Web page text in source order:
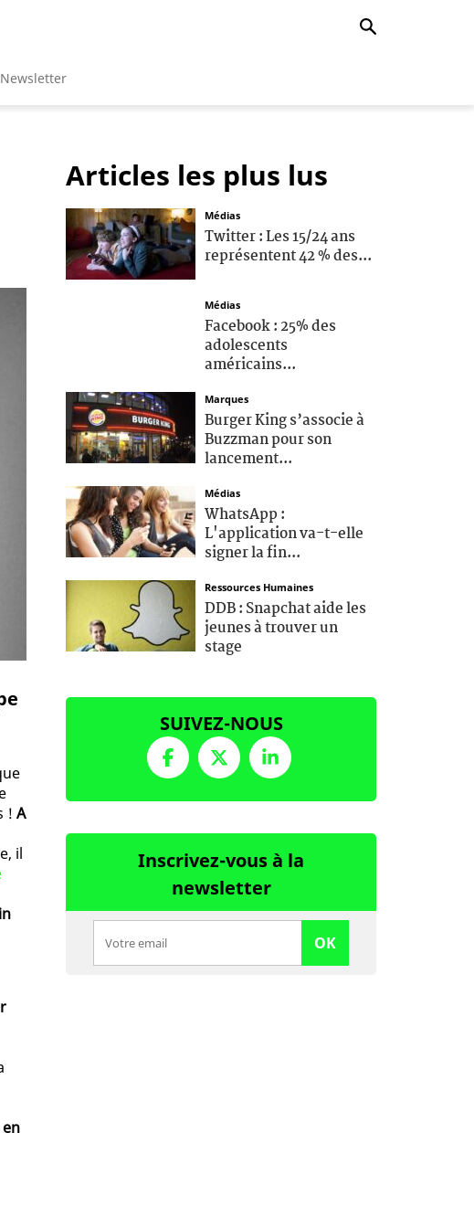
Newsletter
! A
il
Articles les plus lus
Médias
Twitter : Les 15/24 ans
représentent 42 % des...
Médias
Facebook : 25% des
adolescents
américains...
Marques
Burger King s’associe à
Buzzman pour son
lancement...
Médias
WhatsApp :
L'application va-t-elle
signer la fin...
Ressources Humaines
DDB : Snapchat aide les
jeunes à trouver un
stage
SUIVEZ-NOUS
Inscrivez-vous à la
newsletter
OK